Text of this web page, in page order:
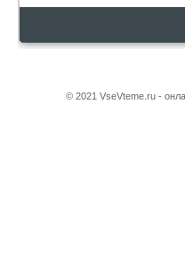
© 2021 VseVteme.ru -